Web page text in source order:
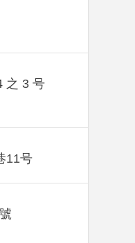
之 3 号
11号